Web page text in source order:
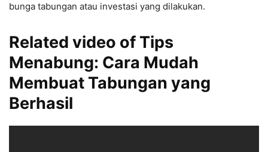
bunga tabungan atau investasi yang dilakukan.
Related video of Tips
Menabung: Cara Mudah
Membuat Tabungan yang
Berhasil